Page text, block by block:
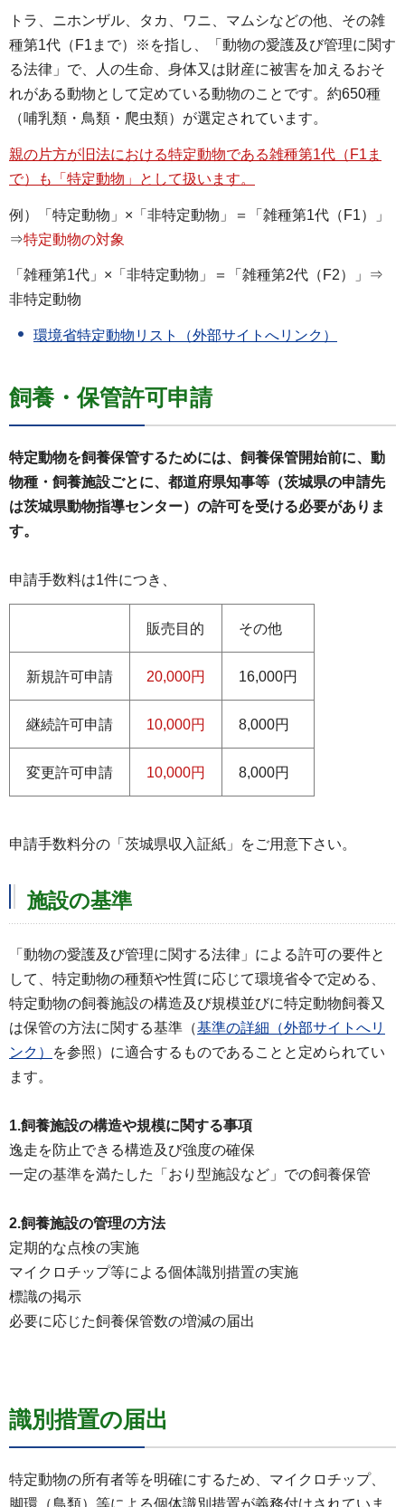
トラ、ニホンザル、タカ、ワニ、マムシなどの他、その雑
種第1代（F1まで）※を指し、「動物の愛護及び管理に関す
る法律」で、人の生命、身体又は財産に被害を加えるおそ
れがある動物として定めている動物のことです。約650種
（哺乳類・鳥類・爬虫類）が選定されています。
親の片方が旧法における特定動物である雑種第1代（F1ま
で）も「特定動物」として扱います。
例）「特定動物」×「非特定動物」＝「雑種第1代（F1）」
⇒特定動物の対象
「雑種第1代」×「非特定動物」＝「雑種第2代（F2）」⇒
非特定動物
環境省特定動物リスト（外部サイトへリンク）
飼養・保管許可申請
特定動物を飼養保管するためには、飼養保管開始前に、動
物種・飼養施設ごとに、都道府県知事等（茨城県の申請先
は茨城県動物指導センター）の許可を受ける必要がありま
す。
申請手数料は1件につき、
販売目的 その他
新規許可申請 20,000円 16,000円
継続許可申請 10,000円 8,000円
変更許可申請 10,000円 8,000円
申請手数料分の「茨城県収入証紙」をご用意下さい。
施設の基準
「動物の愛護及び管理に関する法律」による許可の要件と
して、特定動物の種類や性質に応じて環境省令で定める、
特定動物の飼養施設の構造及び規模並びに特定動物飼養又
は保管の方法に関する基準（基準の詳細（外部サイトへリ
ンク）
を参照）に適合するものであることと定められてい
ます。
1.飼養施設の構造や規模に関する事項
逸走を防止できる構造及び強度の確保
一定の基準を満たした「おり型施設など」での飼養保管
2.飼養施設の管理の方法
定期的な点検の実施
マイクロチップ等による個体識別措置の実施
標識の掲示
必要に応じた飼養保管数の増減の届出
識別措置の届出
特定動物の所有者等を明確にするため、マイクロチップ、
脚環（鳥類）等による個体識別措置が義務付けされていま